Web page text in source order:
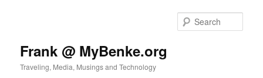
Frank @ MyBenke.org
Traveling, Media, Musings and Technology